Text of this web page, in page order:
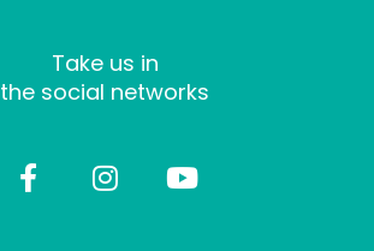
Take us in
the social networks